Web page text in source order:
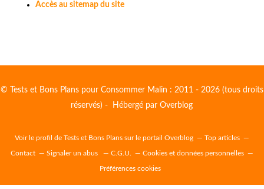
Accès au sitemap du site
© Tests et Bons Plans pour Consommer Malin : 2011 - 2026 (tous droits
réservés) - Hébergé parOverblog
Voir le profil de Tests et Bons Plans sur le portail Overblog Top articles
Contact Signaler un abus C.G.U. Cookies et données personnelles
Préférences cookies